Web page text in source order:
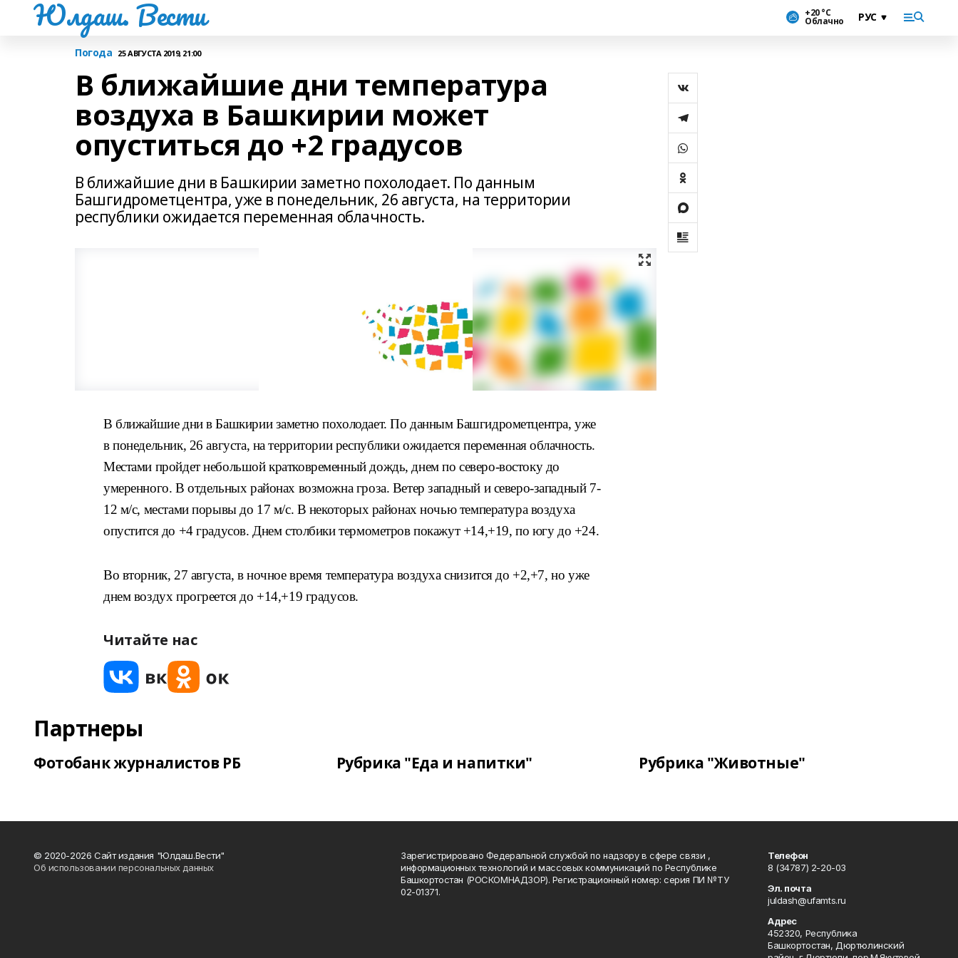
Юлдаш. Вести +20 °С
Облачно
Погода 25 АВГУСТА 2019, 21:00
В ближайшие дни температура
воздуха в Башкирии может
опуститься до +2 градусов
В ближайшие дни в Башкирии заметно похолодает. По данным
Башгидрометцентра, уже в понедельник, 26 августа, на территории
республики ожидается переменная облачность.
В ближайшие дни в Башкирии заметно похолодает. По данным Башгидрометцентра, уже
в понедельник, 26 августа, на территории республики ожидается переменная облачность.
Местами пройдет небольшой кратковременный дождь, днем по северо-востоку до
умеренного. В отдельных районах возможна гроза. Ветер западный и северо-западный 7-
12 м/с, местами порывы до 17 м/с. В некоторых районах ночью температура воздуха
опустится до +4 градусов. Днем столбики термометров покажут +14,+19, по югу до +24.
Во вторник, 27 августа, в ночное время температура воздуха снизится до +2,+7, но уже
днем воздух прогреется до +14,+19 градусов.
Читайте нас
Партнеры
Фотобанк журналистов РБ Рубрика "Еда и напитки" Рубрика "Животные"
© 2020-2026 Сайт издания "Юлдаш.Вести"
Об использовании персональных данных
Зарегистрировано Федеральной службой по надзору в сфере связи ,
информационных технологий и массовых коммуникаций по Республике
Башкортостан (РОСКОМНАДЗОР). Регистрационный номер: серия ПИ №ТУ
02-01371.
Телефон
8 (34787) 2-20-03
Эл. почта
juldash@ufamts.ru
Адрес
452320, Республика
Башкортостан, Дюртюлинский